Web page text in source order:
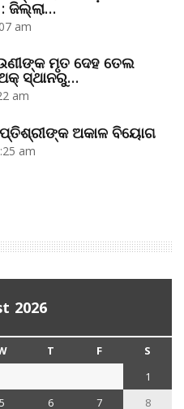
: ଜିଲ୍ଲା…
am
ମୃତ ଦେହ ତେଲ
ସ୍ଥାନରୁ…
am
ଅକାଳ ବିୟୋଗ
am
2026
T F
S
1
5 6 7 8